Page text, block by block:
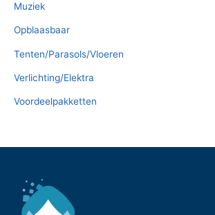
Muziek
Opblaasbaar
Tenten/Parasols/Vloeren
Verlichting/Elektra
Voordeelpakketten